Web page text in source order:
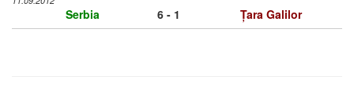
Serbia 6 - 1 Țara Galilor